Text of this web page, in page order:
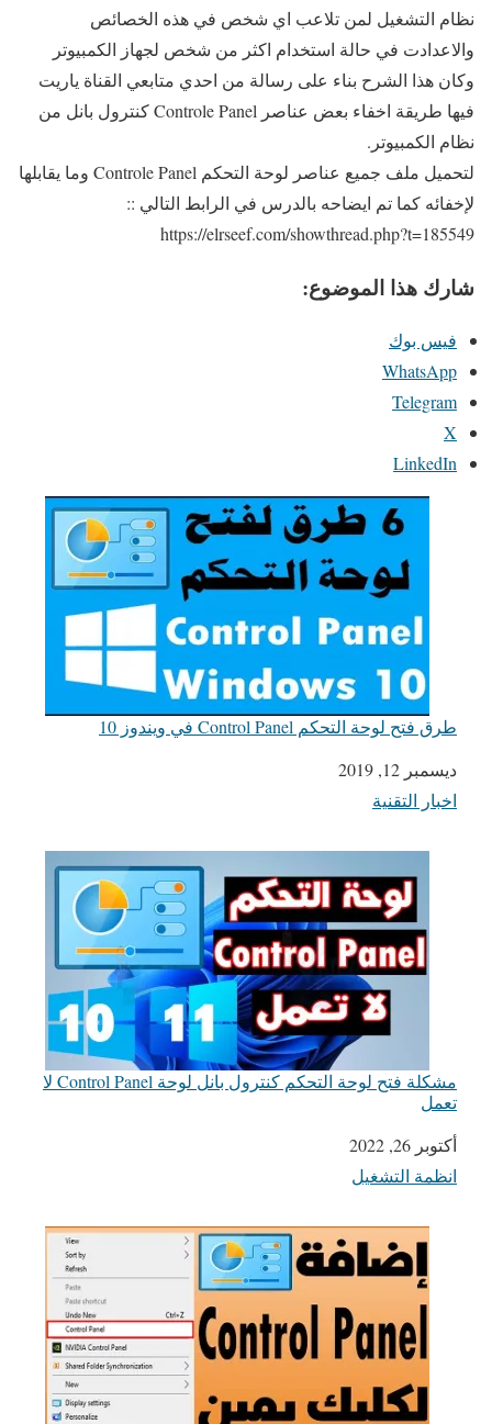
نظام التشغيل لمن تلاعب اي شخص في هذه الخصائص
والاعدادت في حالة استخدام اكثر من شخص لجهاز الكمبيوتر
وكان هذا الشرح بناء على رسالة من احدي متابعي القناة ياريت
فيها طريقة اخفاء بعض عناصر Controle Panel كنترول بانل من
نظام الكمبيوتر.
لتحميل ملف جميع عناصر لوحة التحكم Controle Panel وما يقابلها
لإخفائه كما تم ايضاحه بالدرس في الرابط التالي ::
https://elrseef.com/showthread.php?t=185549
شارك هذا الموضوع:
فيس بوك
WhatsApp
Telegram
X
LinkedIn
طرق فتح لوحة التحكم Control Panel في ويندوز 10
التاريخ
ديسمبر 12, 2019
في ما يتعلق بما يأتي
اخبار التقنية
مشكلة فتح لوحة التحكم كنترول بانل لوحة Control Panel لا
تعمل
التاريخ
أكتوبر 26, 2022
في ما يتعلق بما يأتي
انظمة التشغيل